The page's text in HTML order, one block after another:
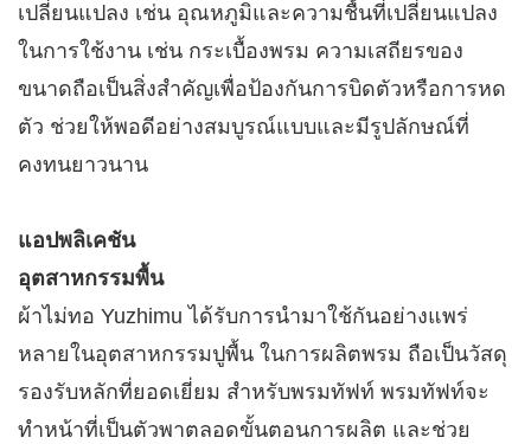
เปลี่ยนแปลง เช่น อุณหภูมิและความชื้นที่เปลี่ยนแปลง
ในการใช้งาน เช่น กระเบื้องพรม ความเสถียรของ
ขนาดถือเป็นสิ่งสำคัญเพื่อป้องกันการบิดตัวหรือการหด
ตัว ช่วยให้พอดีอย่างสมบูรณ์แบบและมีรูปลักษณ์ที่
คงทนยาวนาน
แอปพลิเคชัน​
อุตสาหกรรมพื้น​
ผ้าไม่ทอ Yuzhimu ได้รับการนำมาใช้กันอย่างแพร่
หลายในอุตสาหกรรมปูพื้น ในการผลิตพรม ถือเป็นวัสดุ
รองรับหลักที่ยอดเยี่ยม สำหรับพรมทัฟท์ พรมทัฟท์จะ
ทำหน้าที่เป็นตัวพาตลอดขั้นตอนการผลิต และช่วย